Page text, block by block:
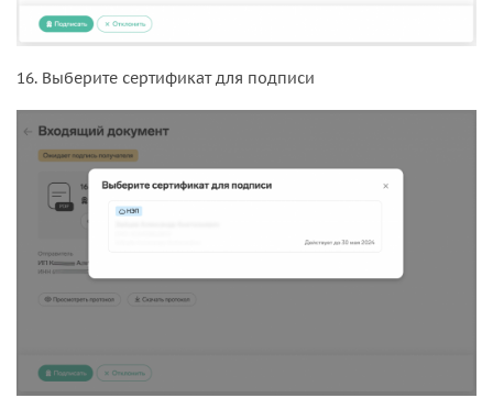
16. Выберите сертификат для подписи